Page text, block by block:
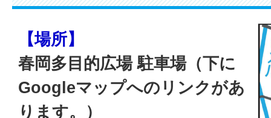
【場所】
春岡多目的広場 駐車場（下に
Googleマップへのリンクがあ
ります。）